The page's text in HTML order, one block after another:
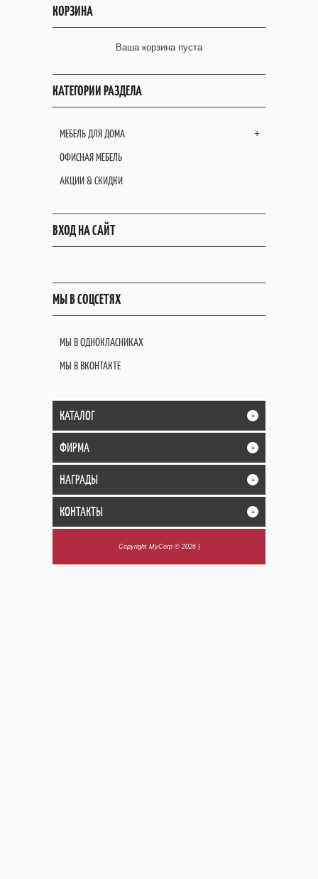
КОРЗИНА
Ваша корзина пуста
КАТЕГОРИИ РАЗДЕЛА
+
МЕБЕЛЬ ДЛЯ ДОМА
ОФИСНАЯ МЕБЕЛЬ
АКЦИИ & СКИДКИ
ВХОД НА САЙТ
МЫ В СОЦСЕТЯХ
МЫ В ОДНОКЛАСНИКАХ
МЫ В ВКОНТАКТЕ
КАТАЛОГ +
ФИРМА +
НАГРАДЫ +
КОНТАКТЫ +
Copyright MyCorp © 2026